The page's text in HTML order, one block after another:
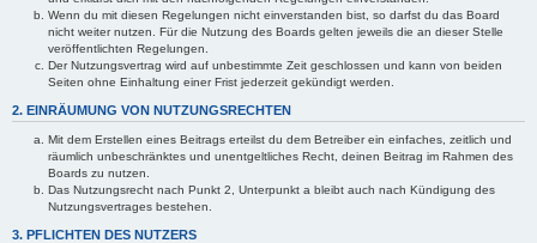
Wenn du mit diesen Regelungen nicht einverstanden bist, so darfst du das Board
nicht weiter nutzen. Für die Nutzung des Boards gelten jeweils die an dieser Stelle
veröffentlichten Regelungen.
Der Nutzungsvertrag wird auf unbestimmte Zeit geschlossen und kann von beiden
Seiten ohne Einhaltung einer Frist jederzeit gekündigt werden.
2. EINRÄUMUNG VON NUTZUNGSRECHTEN
Mit dem Erstellen eines Beitrags erteilst du dem Betreiber ein einfaches, zeitlich und
räumlich unbeschränktes und unentgeltliches Recht, deinen Beitrag im Rahmen des
Boards zu nutzen.
Das Nutzungsrecht nach Punkt 2, Unterpunkt a bleibt auch nach Kündigung des
Nutzungsvertrages bestehen.
3. PFLICHTEN DES NUTZERS